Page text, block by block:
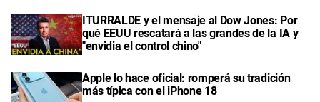
ITURRALDE y el mensaje al Dow Jones: Por
qué EEUU rescatará a las grandes de la IA y
"envidia el control chino"
Apple lo hace oficial: romperá su tradición
más típica con el iPhone 18